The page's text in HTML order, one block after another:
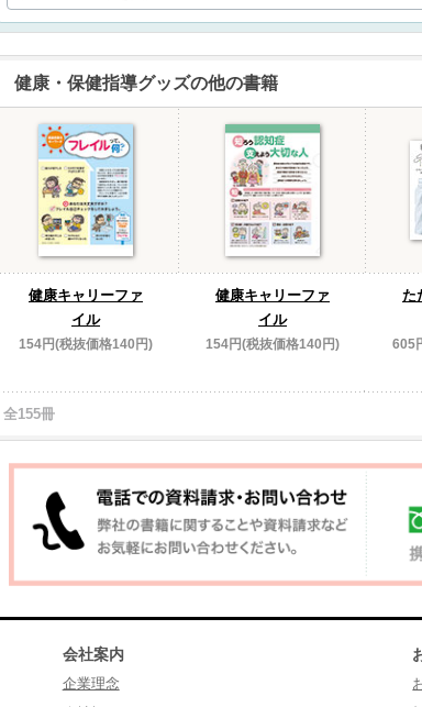
健康・保健指導グッズの他の書籍
健康キャリーファ
イル
154円(税抜価格140円)
健康キャリーファ
イル
154円(税抜価格140円)
た
605
全155冊
会社案内
企業理念